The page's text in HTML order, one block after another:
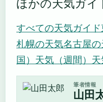
ほかの天気ガイ
すべての天気ガイド
札幌の天気名古屋
国） 天気（週間） 天
筆者情報
山田